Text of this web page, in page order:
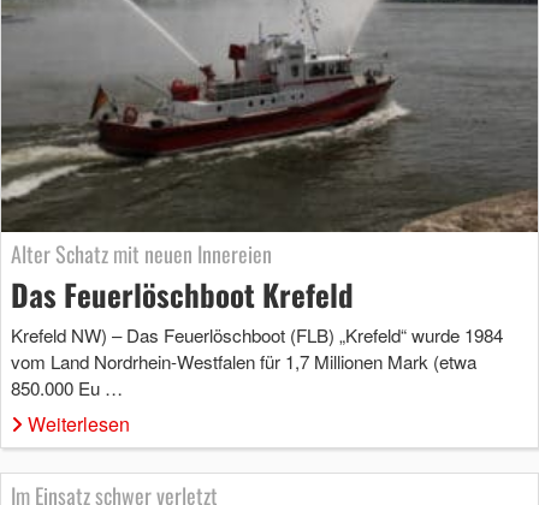
Alter Schatz mit neuen Innereien
Das Feuerlöschboot Krefeld
Krefeld NW) – Das Feuerlöschboot (FLB) „Krefeld“ wurde 1984
vom Land Nordrhein-Westfalen für 1,7 Millionen Mark (etwa
850.000 Eu …
Weiterlesen
Im Einsatz schwer verletzt